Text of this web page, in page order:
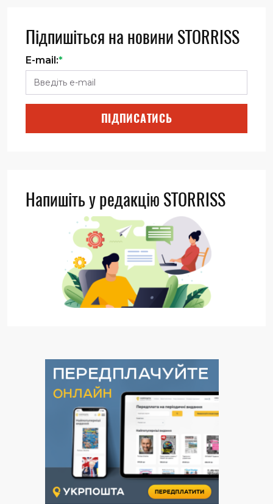
Підпишіться на новини STORRISS
E-mail:*
ПІДПИСАТИСЬ
Напишіть у редакцію STORRISS